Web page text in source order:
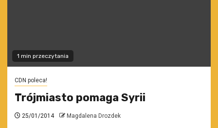
1 min przeczytania
CDN poleca!
Trójmiasto pomaga Syrii
25/01/2014 Magdalena Drozdek